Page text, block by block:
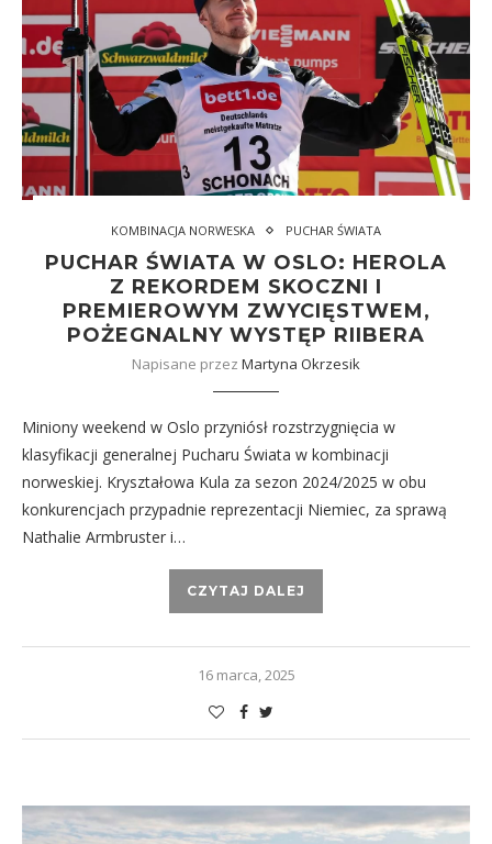
KOMBINACJA NORWESKA PUCHAR ŚWIATA
PUCHAR ŚWIATA W OSLO: HEROLA
Z REKORDEM SKOCZNI I
PREMIEROWYM ZWYCIĘSTWEM,
POŻEGNALNY WYSTĘP RIIBERA
Napisane przez Martyna Okrzesik
Miniony weekend w Oslo przyniósł rozstrzygnięcia w
klasyfikacji generalnej Pucharu Świata w kombinacji
norweskiej. Kryształowa Kula za sezon 2024/2025 w obu
konkurencjach przypadnie reprezentacji Niemiec, za sprawą
Nathalie Armbruster i…
CZYTAJ DALEJ
16 marca, 2025